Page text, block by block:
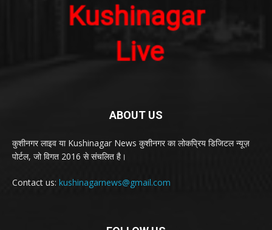
ABOUT US
कुशीनगर लाइव या Kushinagar News कुशीनगर का लोकप्रिय डिजिटल न्यूज़
पोर्टल, जो विगत 2016 से संचलित है।
Contact us: kushinagarnews@gmail.com